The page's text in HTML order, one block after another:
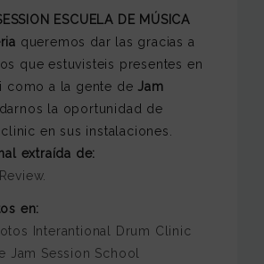
ESCUELA DE MÚSICA
queremos dar las gracias a
que estuvisteis presentes en
como a la gente de Jam
la oportunidad de
en sus instalaciones.
extraída de:
en:
Interantional Drum Clinic
Jam Session School